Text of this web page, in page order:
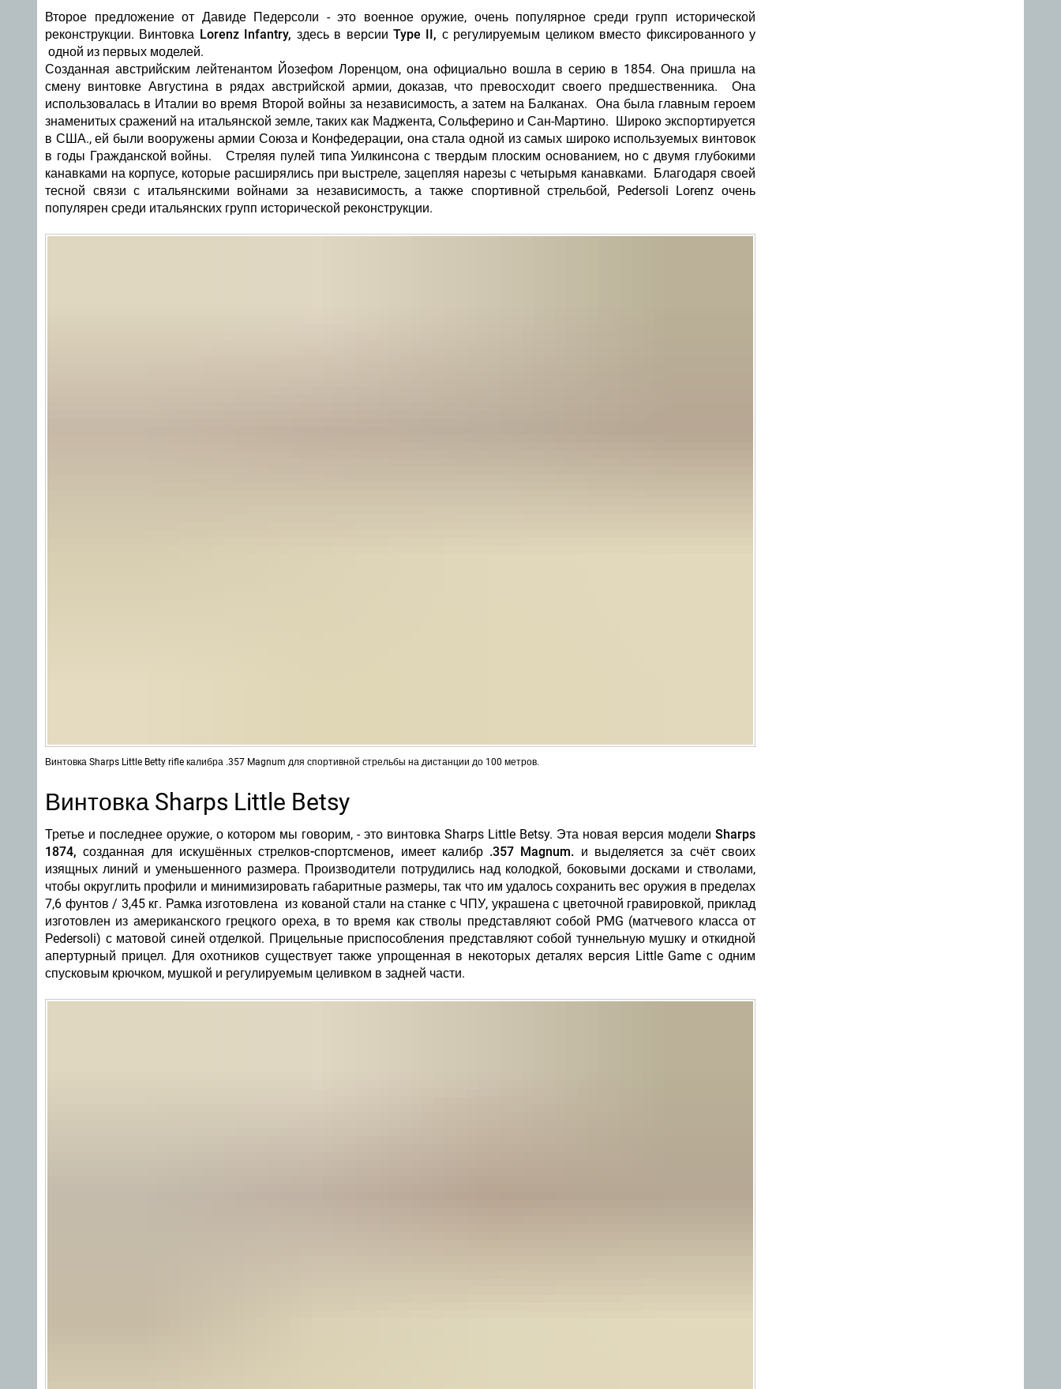
Второе предложение от Давиде Педерсоли - это военное оружие, очень популярное среди групп исторической
реконструкции. Винтовка Lorenz Infantry, здесь в версии Type II, с регулируемым целиком вместо фиксированного у
одной из первых моделей.
Созданная австрийским лейтенантом Йозефом Лоренцом, она официально вошла в серию в 1854. Она пришла на
смену винтовке Августина в рядах австрийской армии, доказав, что превосходит своего предшественника. Она
использовалась в Италии во время Второй войны за независимость, а затем на Балканах. Она была главным героем
знаменитых сражений на итальянской земле, таких как Маджента, Сольферино и Сан-Мартино. Широко экспортируется
в США., ей были вооружены армии Союза и Конфедерации, она стала одной из самых широко используемых винтовок
в годы Гражданской войны. Стреляя пулей типа Уилкинсона с твердым плоским основанием, но с двумя глубокими
канавками на корпусе, которые расширялись при выстреле, зацепляя нарезы с четырьмя канавками. Благодаря своей
тесной связи с итальянскими войнами за независимость, а также спортивной стрельбой, Pedersoli Lorenz очень
популярен среди итальянских групп исторической реконструкции.
Винтовка Sharps Little Betty rifle калибра .357 Magnum для спортивной стрельбы на дистанции до 100 метров.
Винтовка Sharps Little Betsy
Третье и последнее оружие, о котором мы говорим, - это винтовка Sharps Little Betsy. Эта новая версия модели Sharps
1874, созданная для искушённых стрелков-спортсменов, имеет калибр .357 Magnum. и выделяется за счёт своих
изящных линий и уменьшенного размера. Производители потрудились над колодкой, боковыми досками и стволами,
чтобы округлить профили и минимизировать габаритные размеры, так что им удалось сохранить вес оружия в пределах
7,6 фунтов / 3,45 кг. Рамка изготовлена из кованой стали на станке с ЧПУ, украшена с цветочной гравировкой, приклад
изготовлен из американского грецкого ореха, в то время как стволы представляют собой PMG (матчевого класса от
Pedersoli) с матовой синей отделкой. Прицельные приспособления представляют собой туннельную мушку и откидной
апертурный прицел. Для охотников существует также упрощенная в некоторых деталях версия Little Game с одним
спусковым крючком, мушкой и регулируемым целивком в задней части.